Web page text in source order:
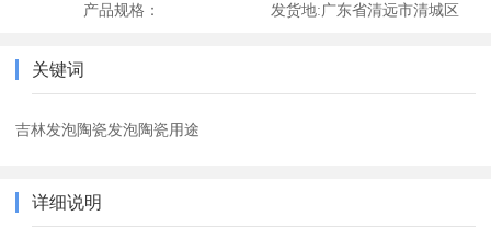
产品规格： 发货地:广东省清远市清城区
关键词
吉林发泡陶瓷发泡陶瓷用途
详细说明